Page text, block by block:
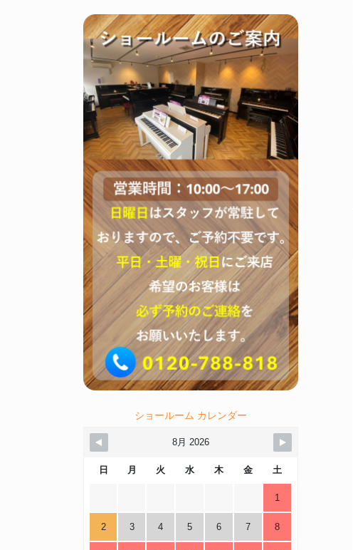
ショールーム カレンダー
8月 2026
日 月 火 水 木 金 土
1
2 3 4 5 6 7 8